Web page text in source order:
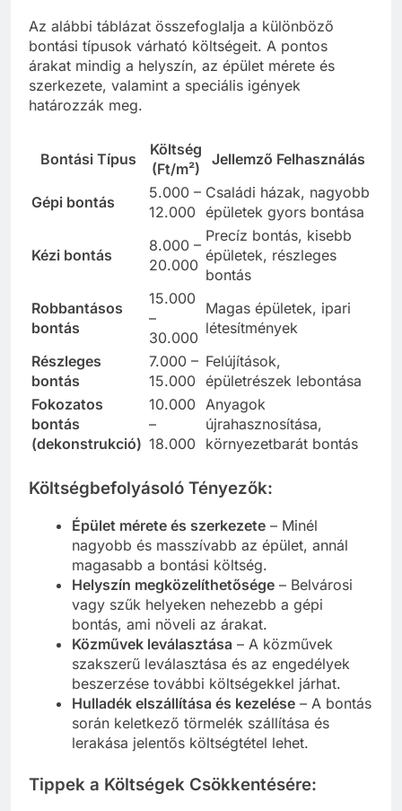
Az alábbi táblázat összefoglalja a különböző
bontási típusok várható költségeit. A pontos
árakat mindig a helyszín, az épület mérete és
szerkezete, valamint a speciális igények
határozzák meg.
Bontási Típus
Költség
(Ft/m²)
Jellemző Felhasználás
Gépi bontás
5.000 –
12.000
Családi házak, nagyobb
épületek gyors bontása
Kézi bontás
8.000 –
20.000
Precíz bontás, kisebb
épületek, részleges
bontás
Robbantásos
bontás
15.000
–
30.000
Magas épületek, ipari
létesítmények
Részleges
bontás
7.000 –
15.000
Felújítások,
épületrészek lebontása
Fokozatos
bontás
(dekonstrukció)
10.000
–
18.000
Anyagok
újrahasznosítása,
környezetbarát bontás
Költségbefolyásoló Tényezők:
Épület mérete és szerkezete – Minél
nagyobb és masszívabb az épület, annál
magasabb a bontási költség.
Helyszín megközelíthetősége – Belvárosi
vagy szűk helyeken nehezebb a gépi
bontás, ami növeli az árakat.
Közművek leválasztása – A közművek
szakszerű leválasztása és az engedélyek
beszerzése további költségekkel járhat.
Hulladék elszállítása és kezelése – A bontás
során keletkező törmelék szállítása és
lerakása jelentős költségtétel lehet.
Tippek a Költségek Csökkentésére: